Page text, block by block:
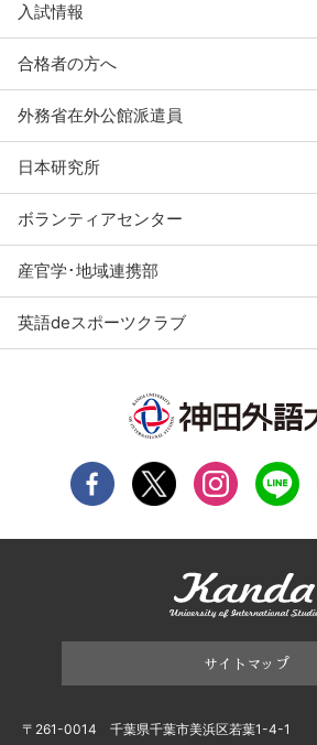
入試情報
合格者の方へ
外務省在外公館派遣員
日本研究所
ボランティアセンター
産官学･地域連携部
英語deスポーツクラブ
サイトマップ
〒261-0014 千葉県千葉市美浜区若葉1-4-1